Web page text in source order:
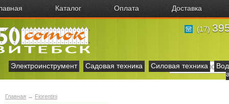
Каталог Оплата Доставка
(17)
Электроинструмент Садовая техника Силовая техника
Главная → Fiorentini